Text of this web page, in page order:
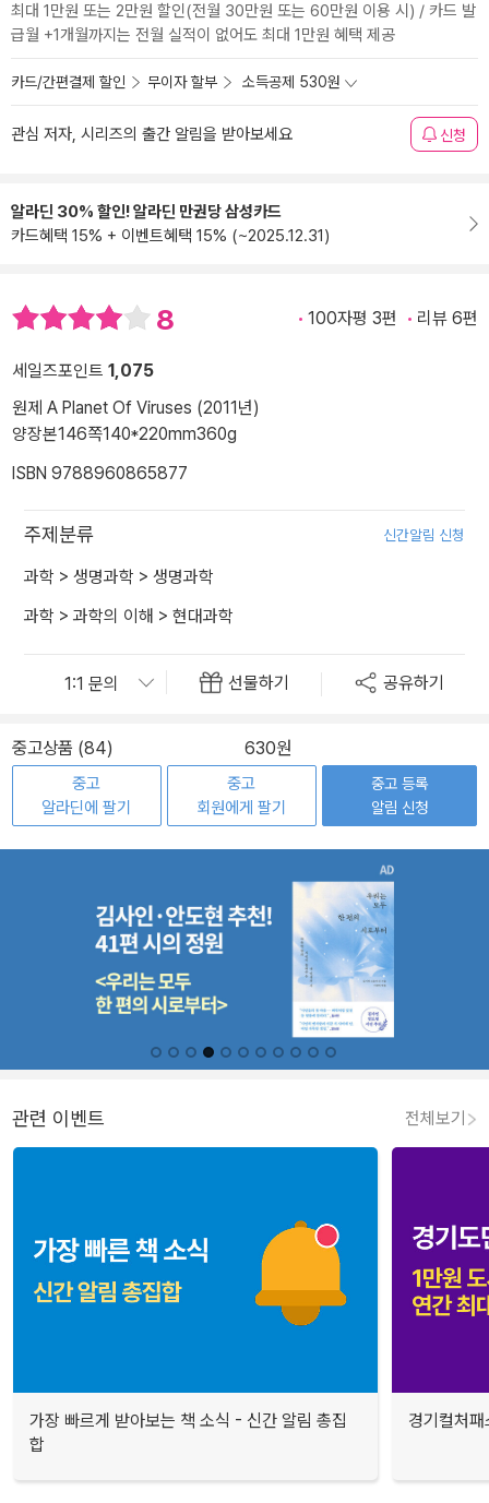
최대 1만원 또는 2만원 할인(전월 30만원 또는 60만원 이용 시) / 카드 발
급월 +1개월까지는 전월 실적이 없어도 최대 1만원 혜택 제공
카드/간편결제 할인 무이자 할부 소득공제 530원
관심 저자, 시리즈의 출간 알림을 받아보세요 신청
알라딘 30% 할인! 알라딘 만권당 삼성카드
카드혜택 15% + 이벤트혜택 15% (~2025.12.31)
8 100자평 3편 리뷰 6편
세일즈포인트 1,075
원제 A Planet Of Viruses (2011년)
양장본146쪽140*220mm360g
ISBN 9788960865877
주제분류 신간알림 신청
과학 > 생명과학 > 생명과학
과학 > 과학의 이해 > 현대과학
선물하기 공유하기
중고상품 (84) 630원
중고
알라딘에 팔기
중고
회원에게 팔기
중고 등록
알림 신청
관련 이벤트 전체보기
가장 빠르게 받아보는 책 소식 - 신간 알림 총집
합
경기컬처